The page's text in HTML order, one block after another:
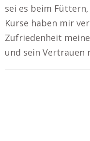
sei es beim
Kurse haben mir
Zufriedenheit
und sein Vertrauen